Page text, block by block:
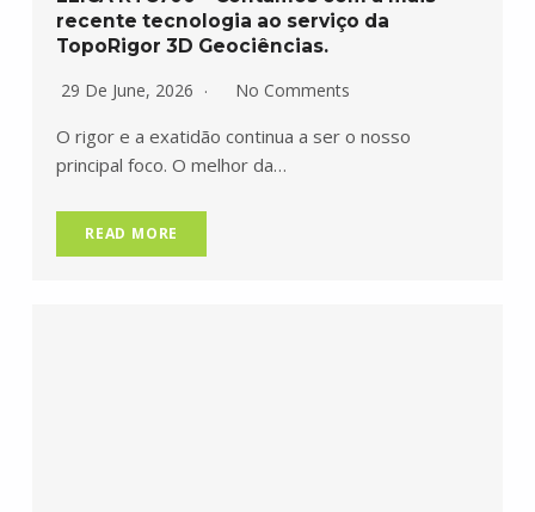
recente tecnologia ao serviço da
TopoRigor 3D Geociências.
29 De June, 2026
No Comments
O rigor e a exatidão continua a ser o nosso
principal foco. O melhor da…
READ MORE